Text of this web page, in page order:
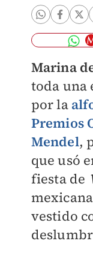
Marina
toda una
por la
Premios
Mendel,
que usó
fiesta de
vestido